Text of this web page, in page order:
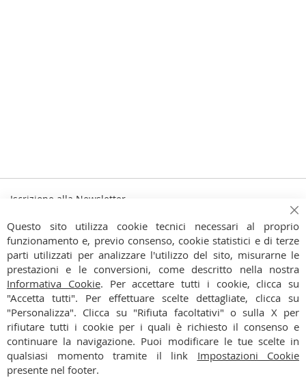
Iscrizione alla Newsletter
alla
nostra
Newsletter:
Iscriviti
Ho preso visione dell'Informativa Privacy
CONTATTI
CONDIZIONI
PAGAMENTI
Questo sito utilizza cookie tecnici necessari al proprio
funzionamento e, previo consenso, cookie statistici e di terze
parti utilizzati per analizzare l'utilizzo del sito, misurarne le
prestazioni e le conversioni, come descritto nella nostra
Informativa Cookie. Per accettare tutti i cookie, clicca su
"Accetta tutti". Per effettuare scelte dettagliate, clicca su
"Personalizza". Clicca su "Rifiuta facoltativi" o sulla X per
rifiutare tutti i cookie per i quali è richiesto il consenso e
continuare la navigazione. Puoi modificare le tue scelte in
qualsiasi momento tramite il link Impostazioni Cookie
presente nel footer.